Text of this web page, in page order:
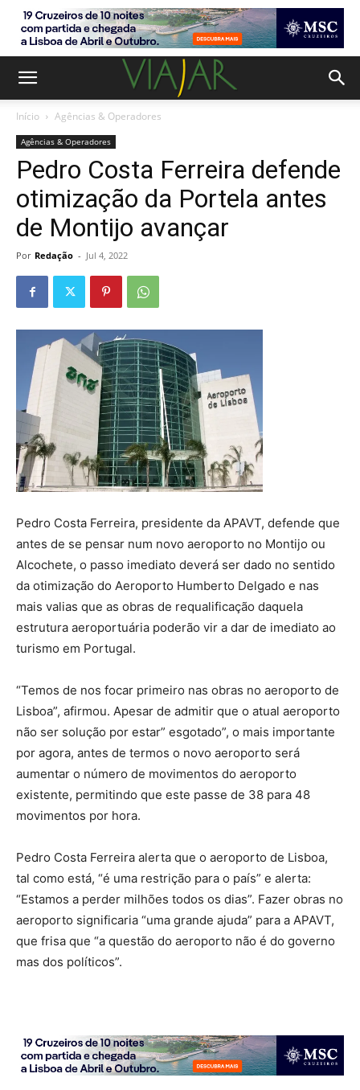
Início Agências & Operadores
Agências & Operadores
Pedro Costa Ferreira defende
otimização da Portela antes
de Montijo avançar
Por Redação - Jul 4, 2022
Pedro Costa Ferreira, presidente da APAVT, defende que
antes de se pensar num novo aeroporto no Montijo ou
Alcochete, o passo imediato deverá ser dado no sentido
da otimização do Aeroporto Humberto Delgado e nas
mais valias que as obras de requalificação daquela
estrutura aeroportuária poderão vir a dar de imediato ao
turismo em Portugal.
“Temos de nos focar primeiro nas obras no aeroporto de
Lisboa”, afirmou. Apesar de admitir que o atual aeroporto
não ser solução por estar” esgotado”, o mais importante
por agora, antes de termos o novo aeroporto será
aumentar o número de movimentos do aeroporto
existente, permitindo que este passe de 38 para 48
movimentos por hora.
Pedro Costa Ferreira alerta que o aeroporto de Lisboa,
tal como está, “é uma restrição para o país” e alerta:
“Estamos a perder milhões todos os dias”. Fazer obras no
aeroporto significaria “uma grande ajuda” para a APAVT,
que frisa que “a questão do aeroporto não é do governo
mas dos políticos”.